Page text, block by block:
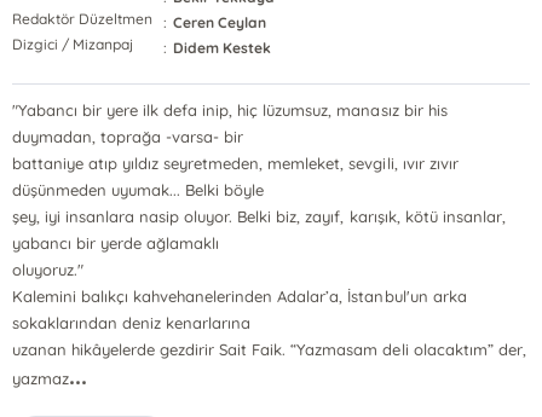
Redaktör Düzeltmen
: Ceren Ceylan
Dizgici / Mizanpaj
: Didem Kestek
"Yabancı bir yere ilk defa inip, hiç lüzumsuz, manasız bir his
duymadan, toprağa -varsa- bir
battaniye atıp yıldız seyretmeden, memleket, sevgili, ıvır zıvır
düşünmeden uyumak... Belki böyle
şey, iyi insanlara nasip oluyor. Belki biz, zayıf, karışık, kötü insanlar,
yabancı bir yerde ağlamaklı
oluyoruz."
Kalemini balıkçı kahvehanelerinden Adalar’a, İstanbul'un arka
sokaklarından deniz kenarlarına
uzanan hikâyelerde gezdirir Sait Faik. “Yazmasam deli olacaktım” der,
yazmaz...